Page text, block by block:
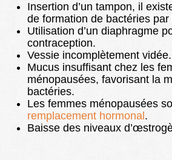
Insertion d’un tampon, il
de formation de bactéries par
Utilisation d’un diaphragme
contraception.
Vessie incomplètement vidée.
Mucus insuffisant chez les
ménopausées, favorisant la
bactéries.
Les femmes ménopausées
remplacement hormonal .
Baisse des niveaux